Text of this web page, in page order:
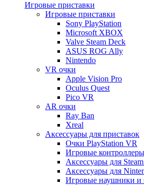
Игровые приставки
Игровые приставки
Sony PlayStation
Microsoft XBOX
Valve Steam Deck
ASUS ROG Ally
Nintendo
VR очки
Apple Vision Pro
Oculus Quest
Pico VR
AR очки
Ray Ban
Xreal
Аксессуары для приставок
Очки PlayStation VR
Игровые
Аксессуары для
Аксессуары для
Игровые наушники и